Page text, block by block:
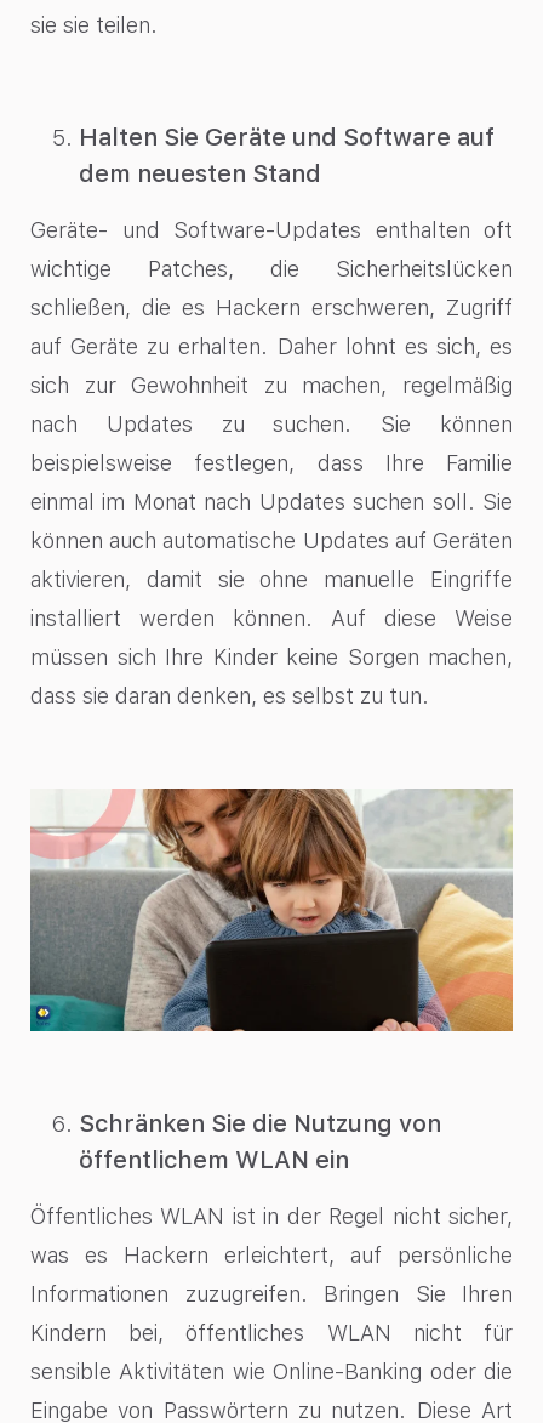
sie sie teilen.
Halten Sie Geräte und Software auf
dem neuesten Stand
Geräte- und Software-Updates enthalten oft
wichtige Patches, die Sicherheitslücken
schließen, die es Hackern erschweren, Zugriff
auf Geräte zu erhalten. Daher lohnt es sich, es
sich zur Gewohnheit zu machen, regelmäßig
nach Updates zu suchen. Sie können
beispielsweise festlegen, dass Ihre Familie
einmal im Monat nach Updates suchen soll. Sie
können auch automatische Updates auf Geräten
aktivieren, damit sie ohne manuelle Eingriffe
installiert werden können. Auf diese Weise
müssen sich Ihre Kinder keine Sorgen machen,
dass sie daran denken, es selbst zu tun.
Schränken Sie die Nutzung von
öffentlichem WLAN ein
Öffentliches WLAN ist in der Regel nicht sicher,
was es Hackern erleichtert, auf persönliche
Informationen zuzugreifen. Bringen Sie Ihren
Kindern bei, öffentliches WLAN nicht für
sensible Aktivitäten wie Online-Banking oder die
Eingabe von Passwörtern zu nutzen. Diese Art